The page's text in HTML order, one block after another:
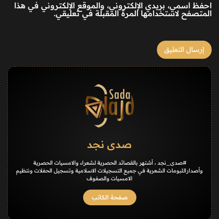
احفظ اسمي، بريدي الإلكتروني، والموقع الإلكتروني في هذا
المتصفح لاستخدامها المرة المقبلة في تعليقي.
صدى نجد
#صدى_نجد ، أشتهر بالقصائد الحصرية لشعراء والامسيات الحصرية
وأصداراللبومات الشعرية في جميع التسجيلات الاسلامية وتسجيل الحفلات ونتظيم
الامسيات والصفوف
صفحة الكاتب